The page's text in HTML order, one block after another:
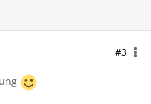
#3